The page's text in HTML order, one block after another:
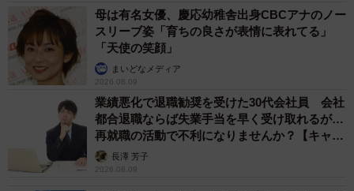
母は有名女優、慶応幼稚舎出身CBCアナのノー
スリーブ姿「育ちの良さが表情に表れてる」
「天使の笑顔」
まいどなメディア
2026.08.09
業績悪化で退職勧奨を受けた30代会社員 会社
都合退職ならば失業手当を早く受け取れるが…
再就職の活動で不利になりませんか？【キャリ
アカウンセラーが解説】
長澤 芳子
2026.08.09